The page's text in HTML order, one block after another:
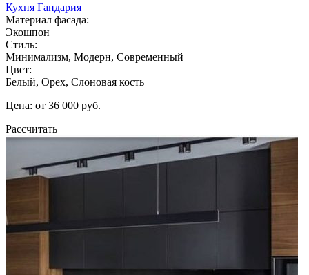
Кухня Гандария
Материал фасада:
Экошпон
Стиль:
Минимализм, Модерн, Современный
Цвет:
Белый, Орех, Слоновая кость
Цена: от 36 000 руб.
Рассчитать